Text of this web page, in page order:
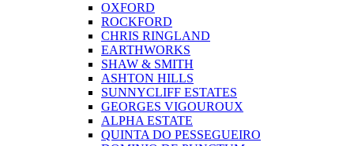
OXFORD
ROCKFORD
CHRIS RINGLAND
EARTHWORKS
SHAW & SMITH
ASHTON HILLS
SUNNYCLIFF ESTATES
GEORGES VIGOUROUX
ALPHA ESTATE
QUINTA DO PESSEGUEIRO